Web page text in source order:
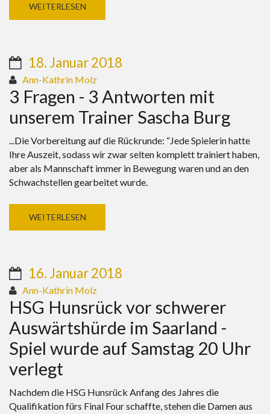
WEITERLESEN
18. Januar 2018
Ann-Kathrin Molz
3 Fragen - 3 Antworten mit
unserem Trainer Sascha Burg
...Die Vorbereitung auf die Rückrunde: “Jede Spielerin hatte
Ihre Auszeit, sodass wir zwar selten komplett trainiert haben,
aber als Mannschaft immer in Bewegung waren und an den
Schwachstellen gearbeitet wurde.
WEITERLESEN
16. Januar 2018
Ann-Kathrin Molz
HSG Hunsrück vor schwerer
Auswärtshürde im Saarland -
Spiel wurde auf Samstag 20 Uhr
verlegt
Nachdem die HSG Hunsrück Anfang des Jahres die
Qualifikation fürs Final Four schaffte, stehen die Damen aus